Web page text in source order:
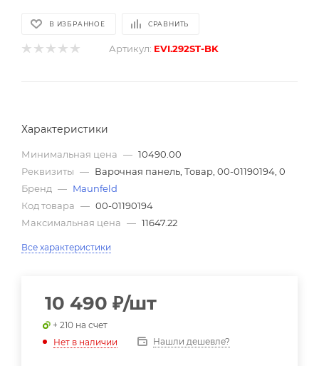
В ИЗБРАННОЕ СРАВНИТЬ
Артикул: EVI.292ST-BK
Характеристики
Минимальная цена — 10490.00
Реквизиты — Варочная панель, Товар, 00-01190194, 0
Бренд — Maunfeld
Код товара — 00-01190194
Максимальная цена — 11647.22
Все характеристики
10 490 ₽/шт
+ 210 на счет
Нет в наличии
Нашли дешевле?